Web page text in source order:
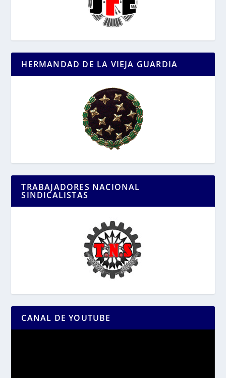
HERMANDAD DE LA VIEJA GUARDIA
TRABAJADORES NACIONAL
SINDICALISTAS
CANAL DE YOUTUBE